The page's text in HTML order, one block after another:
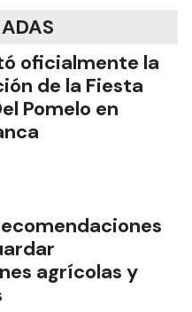
oficialmente la
de la Fiesta
Pomelo en
agrícolas y